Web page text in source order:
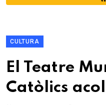
CULTURA
El Teatre
Catòlics